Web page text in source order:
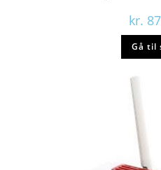
kr.
Gå til